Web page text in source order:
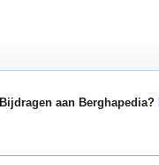
Bijdragen aan Berghapedia?